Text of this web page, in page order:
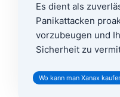
Es dient als
Panikattacken
vorzubeugen und
Sicherheit zu
Wo kann man Xanax